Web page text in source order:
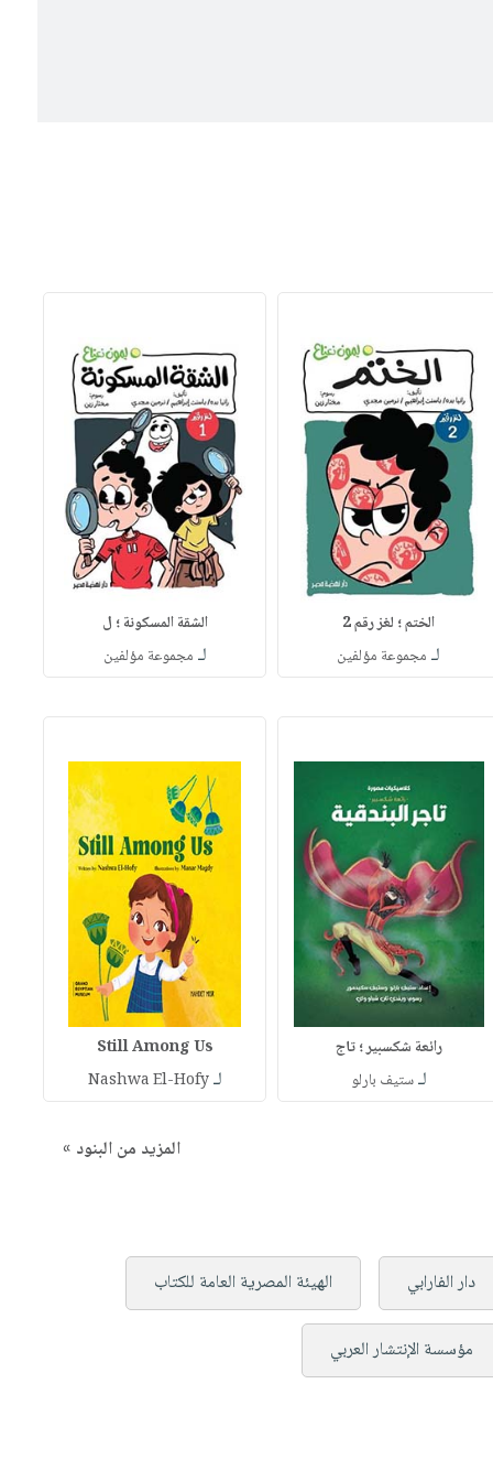
الختم ؛ لغز رقم 2
لـ مجموعة مؤلفين
الشقة المسكونة ؛ ل
لـ مجموعة مؤلفين
رائعة شكسبير ؛ تاج
لـستيف بارلو
Still Among Us
لـNashwa El-Hofy
المزيد من البنود »
دار الفارابي الهيئة المصرية العامة للكتاب
مؤسسة الإنتشار العربي